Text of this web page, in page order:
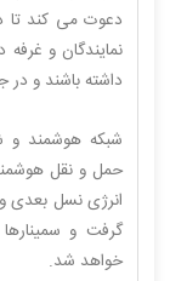
دعوت می کند تا
نمایندگان و
داشته باشند و
شبکه هوشمند
حمل و نقل
انرژی نسل بعدی
گرفت و
خواهد شد.